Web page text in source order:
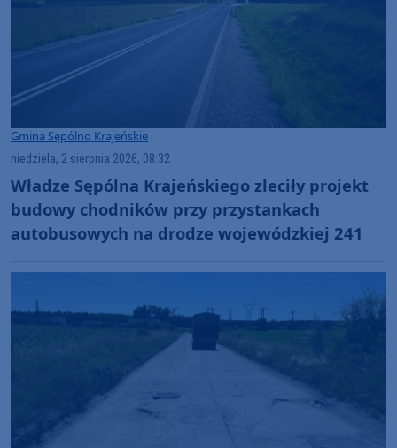
Gmina Sępólno Krajeńskie
niedziela, 2 sierpnia 2026, 08:32
Władze Sępólna Krajeńskiego zleciły projekt
budowy chodników przy przystankach
autobusowych na drodze wojewódzkiej 241